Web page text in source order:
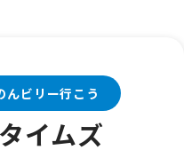
ビリー行こう
イムズ